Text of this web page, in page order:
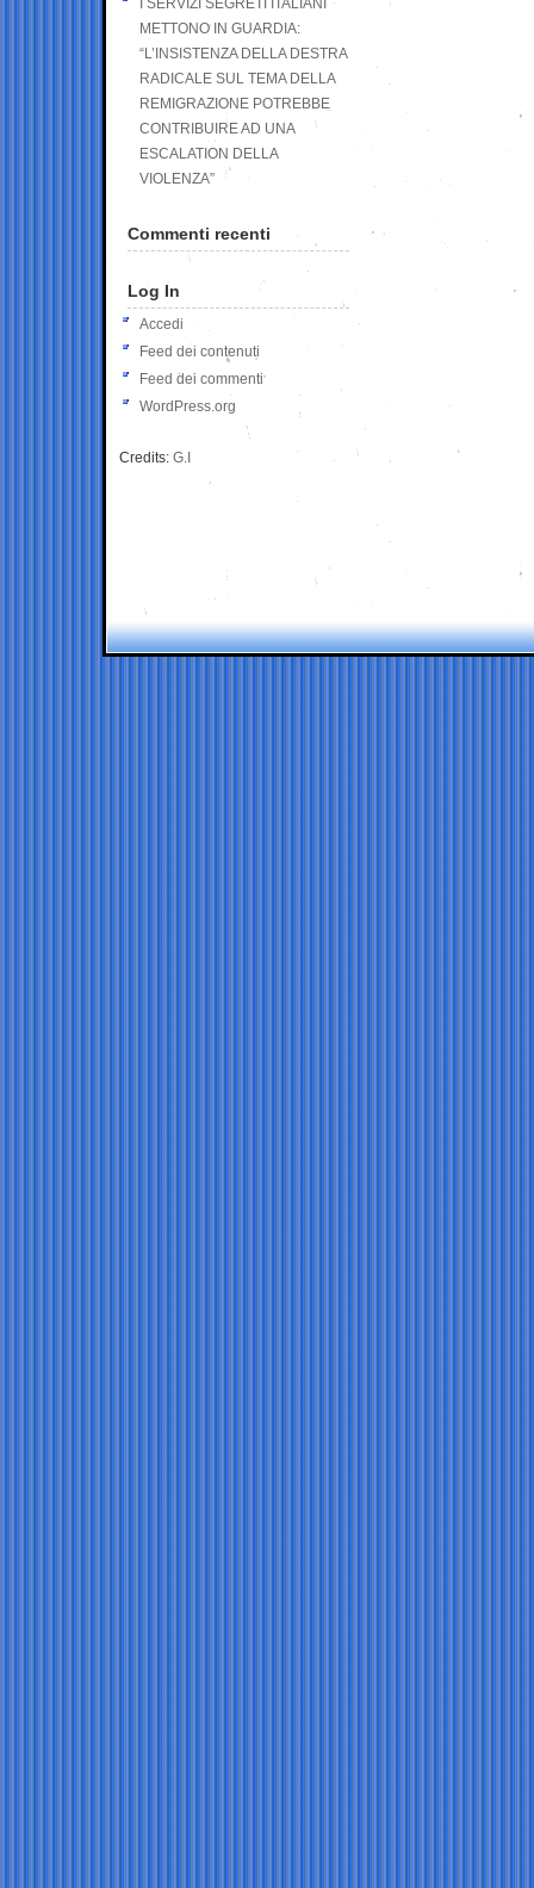
I SERVIZI SEGRETI ITALIANI
METTONO IN GUARDIA:
“L’INSISTENZA DELLA DESTRA
RADICALE SUL TEMA DELLA
REMIGRAZIONE POTREBBE
CONTRIBUIRE AD UNA
ESCALATION DELLA
VIOLENZA”
Commenti recenti
Log In
Accedi
Feed dei contenuti
Feed dei commenti
WordPress.org
Credits: G.I